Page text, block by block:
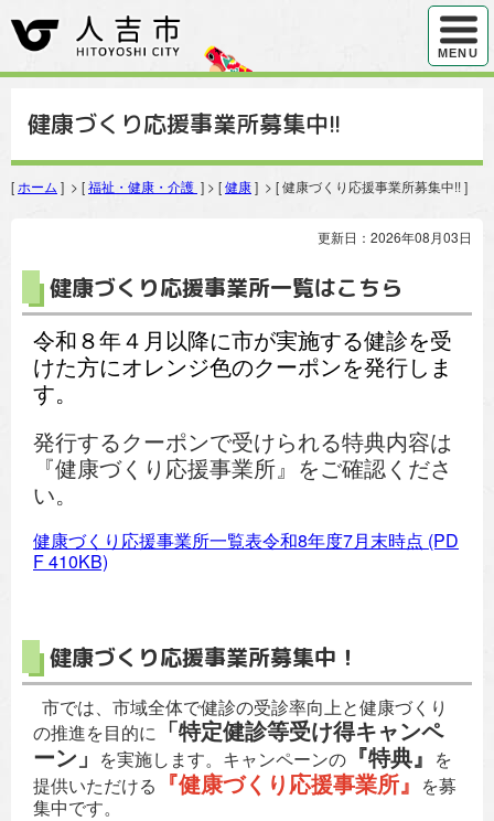
ハンバ
MENU
健康づくり応援事業所募集中!!
[ ホーム ] > [福祉・健康・介護 ] > [健康] > [ 健康づくり応援事業所募集中!! ]
更新日：2026年08月03日
健康づくり応援事業所一覧はこちら
令和８年４月以降に市が実施する健診を受
けた方にオレンジ色のクーポンを発行しま
す。
発行するクーポンで受けられる特典内容は
『健康づくり応援事業所』をご確認くださ
い。
健康づくり応援事業所一覧表令和8年度7月末時点 (PD
F 410KB)
健康づくり応援事業所募集中！
市では、市域全体で健診の受診率向上と健康づくり
の推進を目的に 「特定健診等受け得キャンペ
ーン」 を実施します。キャンペーンの 『特典』 を
提供いただける
『健康づくり応援事業所』 を募
集中です。